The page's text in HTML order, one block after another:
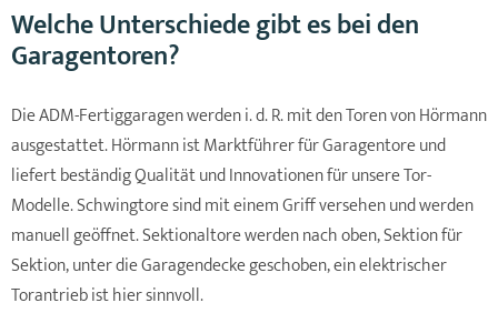
Welche Unterschiede gibt es bei den
Garagentoren?
Die ADM-Fertiggaragen werden i. d. R. mit den Toren von Hörmann
ausgestattet. Hörmann ist Marktführer für Garagentore und
liefert beständig Qualität und Innovationen für unsere Tor-
Modelle. Schwingtore sind mit einem Griff versehen und werden
manuell geöffnet. Sektionaltore werden nach oben, Sektion für
Sektion, unter die Garagendecke geschoben, ein elektrischer
Torantrieb ist hier sinnvoll.